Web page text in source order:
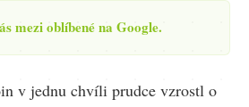
mezi oblíbené na Google.
v jednu chvíli prudce vzrostl o